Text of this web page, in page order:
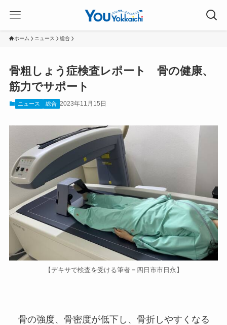
ホーム ニュース 総合
骨粗しょう症検査レポート 骨の健康、
筋力でサポート
ニュース 総合 2023年11月15日
【デキサで検査を受ける筆者＝四日市市日永】
骨の強度、骨密度が低下し、骨折しやすくなる